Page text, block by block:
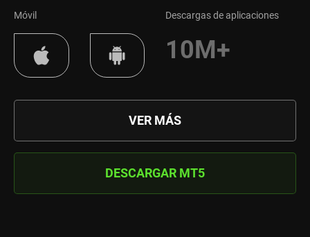
Móvil Descargas de aplicaciones
10M+
VER MÁS
DESCARGAR MT5